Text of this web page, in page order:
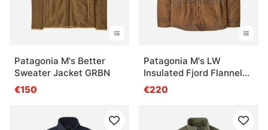
Patagonia M's Better
Sweater Jacket GRBN
€150
Patagonia M's LW
Insulated Fjord Flannel
Shirt DEBN
€220